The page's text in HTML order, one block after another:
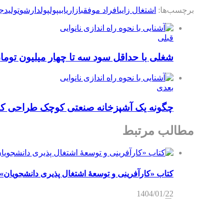
برچسب‌ها: اشتغال زاییافراد موفقبازاریابیپولپولدارشوتولید
قبلی
شغلی با حداقل سود سه تا چهار میلیون
بعدی
چگونه یک آشپزخانه صنعتی کوچک طراحی
مطالب مرتبط
کتاب «کارآفرینی و توسعۀ اشتغال پذیری
1404/01/22